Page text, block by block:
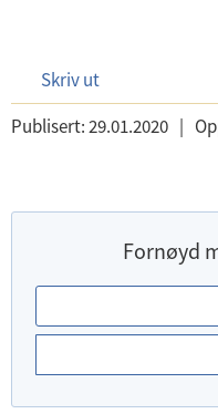
Skriv ut
Publisert:29.01.2020 |
Fornøyd
E
r